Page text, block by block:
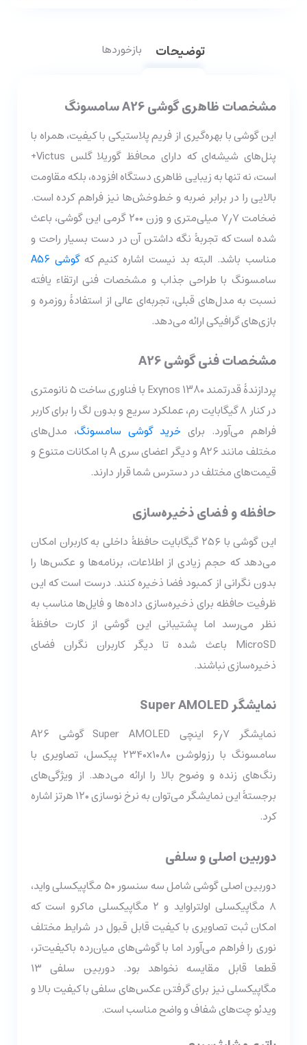
توضیحات بازخوردها
مشخصات ظاهری گوشی A26 سامسونگ
این گوشی با بهره‌گیری از فریم پلاستیکی با کیفیت، همراه با
پنل‌های شیشه‌ای که دارای محافظ گوریلا گلس Victus+
است، نه تنها به زیبایی ظاهری دستگاه افزوده، بلکه مقاومت
بالایی را در برابر ضربه و خط‌وخش‌ها نیز فراهم کرده است.
ضخامت ۷٫۷ میلی‌متری و وزن ۲۰۰ گرمی این گوشی، باعث
شده است که تجربۀ نگه داشتن آن در دست بسیار راحت و
مناسب باشد. البته بد نیست اشاره کنیم کهگوشی A56
سامسونگ با طراحی جذاب و مشخصات فنی ارتقاء یافته
نسبت به مدل‌های قبلی، تجربه‌ای عالی از استفادۀ روزمره و
بازی‌های گرافیکی ارائه می‌دهد.
مشخصات فنی گوشی A26
پردازندۀ قدرتمند Exynos 1380 با فناوری ساخت ۵ نانومتری
در کنار ۸ گیگابایت رم، عملکرد سریع و بدون لگ را برای کاربر
فراهم می‌آورد. برای خرید گوشی سامسونگ، مدل‌های
مختلف مانند A26 و دیگر اعضای سری A با امکانات متنوع و
قیمت‌های مختلف در دسترس شما قرار دارند.
حافظه و فضای ذخیره‌سازی
این گوشی با ۲۵۶ گیگابایت حافظۀ داخلی به کاربران امکان
می‌دهد که حجم زیادی از اطلاعات، برنامه‌ها و عکس‌ها را
بدون نگرانی از کمبود فضا ذخیره کنند. درست است که این
ظرفیت حافظه برای ذخیره‌سازی داده‌ها و فایل‌ها مناسب به
نظر می‌رسد اما پشتیبانی این گوشی از کارت حافظۀ
MicroSD باعث شده تا دیگر کاربران نگران فضای
ذخیره‌سازی نباشند.
نمایشگر Super AMOLED
نمایشگر ۶٫۷ اینچی Super AMOLED گوشی A26
سامسونگ با رزولوشن ۲۳۴۰x۱۰۸۰ پیکسل، تصاویری با
رنگ‌های زنده و وضوح بالا را ارائه می‌دهد. از ویژگی‌های
برجستۀ این نمایشگر می‌توان به نرخ نوسازی ۱۲۰ هرتز اشاره
کرد.
دوربین اصلی و سلفی
دوربین اصلی گوشی شامل سه سنسور ۵۰ مگاپیکسلی واید،
۸ مگاپیکسلی اولتراواید و ۲ مگاپیکسلی ماکرو است که
امکان ثبت تصاویری با کیفیت قابل قبول در شرایط مختلف
نوری را فراهم می‌آورد اما با گوشی‌های میان‌رده باکیفیت‌تر،
قطعا قابل مقایسه نخواهد بود. دوربین سلفی ۱۳
مگاپیکسلی نیز برای گرفتن عکس‌های سلفی با کیفیت بالا و
ویدئو چت‌های شفاف و واضح مناسب است.